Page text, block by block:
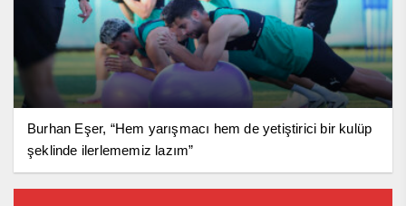
Burhan Eşer, “Hem yarışmacı hem de yetiştirici bir kulüp
şeklinde ilerlememiz lazım”